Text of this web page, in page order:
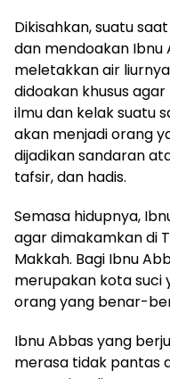
Dikisahkan, suatu
dan mendoakan
meletakkan air
didoakan khusus
ilmu dan kelak suatu
akan menjadi orang
dijadikan sandaran
tafsir, dan hadis.
Semasa hidupnya,
agar dimakamkan di
Makkah. Bagi Ibnu
merupakan kota suci
orang yang benar-
Ibnu Abbas yang
merasa tidak pantas